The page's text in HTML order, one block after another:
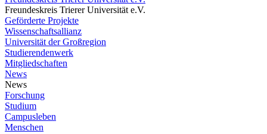
Freundeskreis Trierer Universität e.V.
Geförderte Projekte
Wissenschaftsallianz
Universität der Großregion
Studierendenwerk
Mitgliedschaften
News
News
Forschung
Studium
Campusleben
Menschen